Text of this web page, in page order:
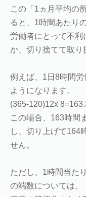
この「1ヵ月平均の
ると、1時間あたり
労働者にとって不利
か、切り捨てて取り
例えば、1日8時間
ようになります。
(365-120)12x
この場合、163時間
し、切り上げて164
せん。
ただし、1時間当た
の端数については、